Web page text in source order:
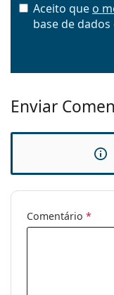
Aceito queo
base de
Enviar
Comentário *